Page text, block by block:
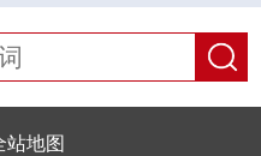
站地图